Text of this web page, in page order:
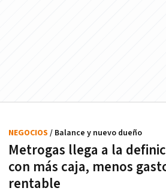
Metrogas llega a la
con más caja, menos
rentable
NEGOCIOS / Balance y nuevo dueño